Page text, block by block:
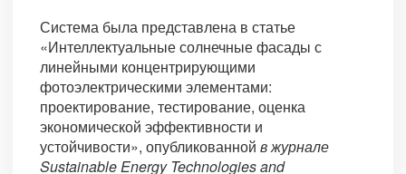
Система была представлена в статье
«Интеллектуальные солнечные фасады с
линейными концентрирующими
фотоэлектрическими элементами:
проектирование, тестирование, оценка
экономической эффективности и
устойчивости», опубликованной в журнале
Sustainable Energy Technologies and